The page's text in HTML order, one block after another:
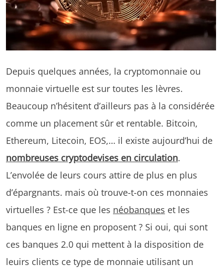
Depuis quelques années, la cryptomonnaie ou
monnaie virtuelle est sur toutes les lèvres.
Beaucoup n’hésitent d’ailleurs pas à la considérée
comme un placement sûr et rentable. Bitcoin,
Ethereum, Litecoin, EOS,… il existe aujourd’hui de
nombreuses cryptodevises en circulation.
L’envolée de leurs cours attire de plus en plus
d’épargnants. mais où trouve-t-on ces monnaies
virtuelles ? Est-ce que les néobanques et les
banques en ligne en proposent ? Si oui, qui sont
ces banques 2.0 qui mettent à la disposition de
leuirs clients ce type de monnaie utilisant un